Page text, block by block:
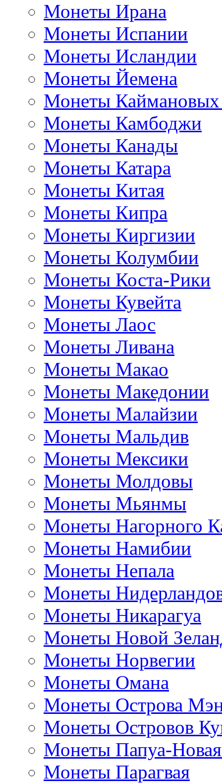
Монеты Ирана
Монеты Испании
Монеты Исландии
Монеты Йемена
Монеты Каймановых
Монеты Камбоджи
Монеты Канады
Монеты Катара
Монеты Китая
Монеты Кипра
Монеты Киргизии
Монеты Колумбии
Монеты Коста-Рики
Монеты Кувейта
Монеты Лаос
Монеты Ливана
Монеты Макао
Монеты Македонии
Монеты Малайзии
Монеты Мальдив
Монеты Мексики
Монеты Молдовы
Монеты Мьянмы
Монеты Нагорного
Монеты Намибии
Монеты Непала
Монеты
Монеты Никарагуа
Монеты Новой
Монеты Норвегии
Монеты Омана
Монеты Острова
Монеты Островов
Монеты Папуа-
Монеты Парагвая